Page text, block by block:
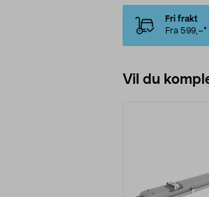
Fri frakt
Fra 599,–*
Vil du